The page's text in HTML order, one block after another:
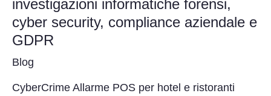
Perizia Ransomware Malware
Perizia Incidente Stradale
investigazioni informatiche forensi,
cyber security, compliance aziendale e
GDPR
Blog
CyberCrime Allarme POS per hotel e ristoranti